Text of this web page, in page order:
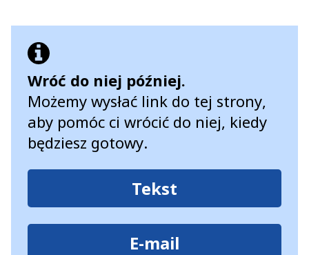
Wróć do niej później.
Możemy wysłać link do tej strony,
aby pomóc ci wrócić do niej, kiedy
będziesz gotowy.
Tekst
E-mail